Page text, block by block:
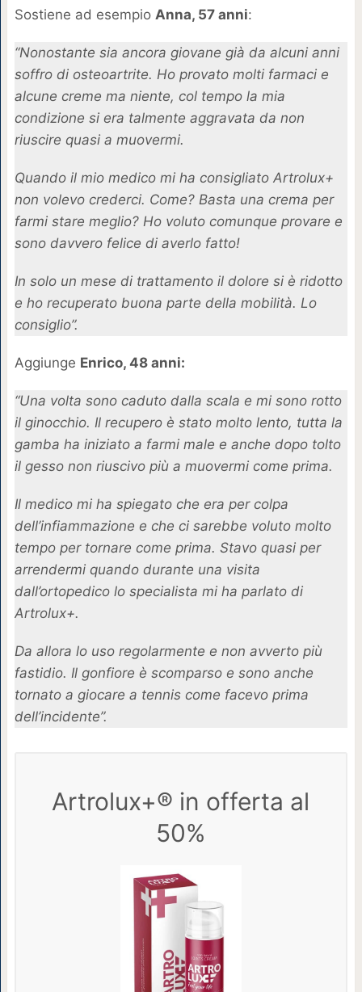
Sostiene ad esempio Anna, 57 anni:
“Nonostante sia ancora giovane già da alcuni anni
soffro di osteoartrite. Ho provato molti farmaci e
alcune creme ma niente, col tempo la mia
condizione si era talmente aggravata da non
riuscire quasi a muovermi.
Quando il mio medico mi ha consigliato Artrolux+
non volevo crederci. Come? Basta una crema per
farmi stare meglio? Ho voluto comunque provare e
sono davvero felice di averlo fatto!
In solo un mese di trattamento il dolore si è ridotto
e ho recuperato buona parte della mobilità. Lo
consiglio”.
Aggiunge Enrico, 48 anni:
“Una volta sono caduto dalla scala e mi sono rotto
il ginocchio. Il recupero è stato molto lento, tutta la
gamba ha iniziato a farmi male e anche dopo tolto
il gesso non riuscivo più a muovermi come prima.
Il medico mi ha spiegato che era per colpa
dell’infiammazione e che ci sarebbe voluto molto
tempo per tornare come prima. Stavo quasi per
arrendermi quando durante una visita
dall’ortopedico lo specialista mi ha parlato di
Artrolux+.
Da allora lo uso regolarmente e non avverto più
fastidio. Il gonfiore è scomparso e sono anche
tornato a giocare a tennis come facevo prima
dell’incidente”.
Artrolux+® in offerta al
50%